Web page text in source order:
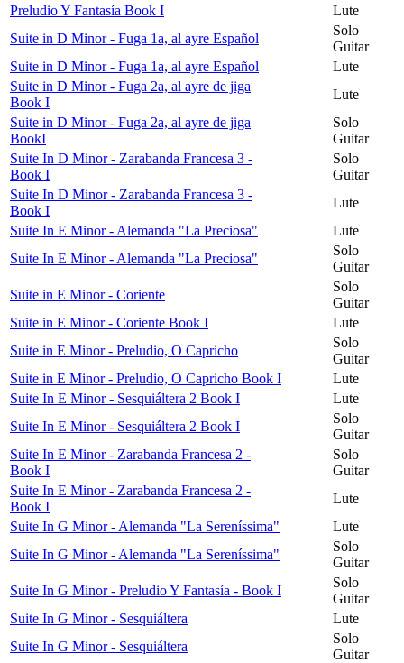
Preludio Y Fantasía Book I
Lute
Suite in D Minor - Fuga 1a, al ayre Español
Solo
Guitar
Suite in D Minor - Fuga 1a, al ayre Español
Lute
Suite in D Minor - Fuga 2a, al ayre de jiga
Book I
Lute
Suite in D Minor - Fuga 2a, al ayre de jiga
BookI
Solo
Guitar
Suite In D Minor - Zarabanda Francesa 3 -
Book I
Solo
Guitar
Suite In D Minor - Zarabanda Francesa 3 -
Book I
Lute
Suite In E Minor - Alemanda "La Preciosa"
Lute
Suite In E Minor - Alemanda "La Preciosa"
Solo
Guitar
Suite in E Minor - Coriente
Solo
Guitar
Suite in E Minor - Coriente Book I
Lute
Suite in E Minor - Preludio, O Capricho
Solo
Guitar
Suite in E Minor - Preludio, O Capricho Book I
Lute
Suite In E Minor - Sesquiáltera 2 Book I
Lute
Suite In E Minor - Sesquiáltera 2 Book I
Solo
Guitar
Suite In E Minor - Zarabanda Francesa 2 -
Book I
Solo
Guitar
Suite In E Minor - Zarabanda Francesa 2 -
Book I
Lute
Suite In G Minor - Alemanda "La Sereníssima"
Lute
Suite In G Minor - Alemanda "La Sereníssima"
Solo
Guitar
Suite In G Minor - Preludio Y Fantasía - Book I
Solo
Guitar
Suite In G Minor - Sesquiáltera
Lute
Suite In G Minor - Sesquiáltera
Solo
Guitar